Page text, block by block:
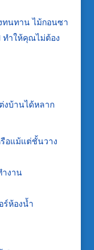
ทนทาน ไม้กอนซา
ทำให้คุณไม่ต้อง
งบ้านได้หลาก
อแม้แต่ชั้นวาง
งาน
ร์ห้องน้ำ